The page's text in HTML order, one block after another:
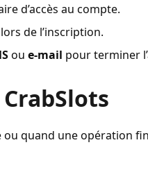
d’accès au compte.
de l’inscription.
ou e-mail pour terminer
quand une opération